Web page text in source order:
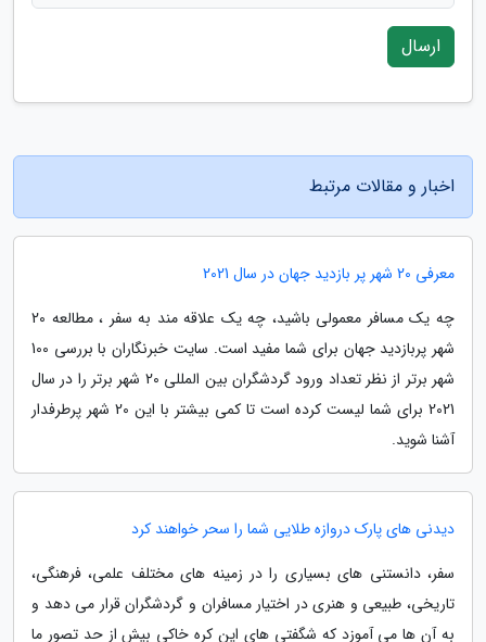
ارسال
اخبار و مقالات مرتبط
معرفی 20 شهر پر بازدید جهان در سال 2021
چه یک مسافر معمولی باشید، چه یک علاقه مند به سفر ، مطالعه 20
شهر پربازدید جهان برای شما مفید است. سایت خبرنگاران با بررسی 100
شهر برتر از نظر تعداد ورود گردشگران بین المللی 20 شهر برتر را در سال
2021 برای شما لیست کرده است تا کمی بیشتر با این 20 شهر پرطرفدار
آشنا شوید.
دیدنی های پارک دروازه طلایی شما را سحر خواهند کرد
سفر، دانستنی های بسیاری را در زمینه های مختلف علمی، فرهنگی،
تاریخی، طبیعی و هنری در اختیار مسافران و گردشگران قرار می دهد و
به آن ها می آموزد که شگفتی های این کره خاکی بیش از حد تصور ما